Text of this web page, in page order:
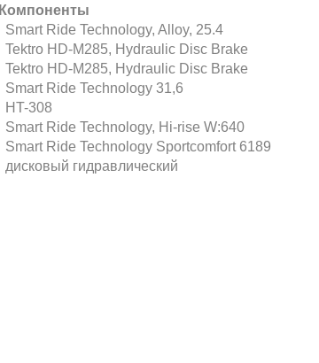
Компоненты
Smart Ride Technology, Alloy, 25.4
Tektro HD-M285, Hydraulic Disc Brake
Tektro HD-M285, Hydraulic Disc Brake
Smart Ride Technology 31,6
HT-308
Smart Ride Technology, Hi-rise W:640
Smart Ride Technology Sportcomfort 6189
дисковый гидравлический